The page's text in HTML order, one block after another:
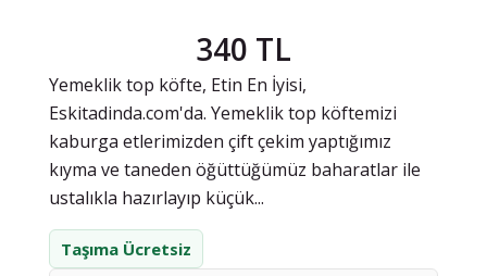
340 TL
Yemeklik top köfte, Etin En İyisi,
Eskitadinda.com'da. Yemeklik top köftemizi
kaburga etlerimizden çift çekim yaptığımız
kıyma ve taneden öğüttüğümüz baharatlar ile
ustalıkla hazırlayıp küçük...
Taşıma Ücretsiz